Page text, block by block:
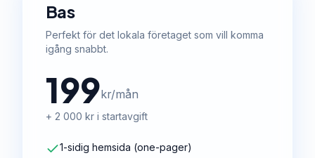
Bas
Perfekt för det lokala företaget som vill komma
igång snabbt.
199kr/mån
+ 2 000 kr i startavgift
1-sidig hemsida (one-pager)